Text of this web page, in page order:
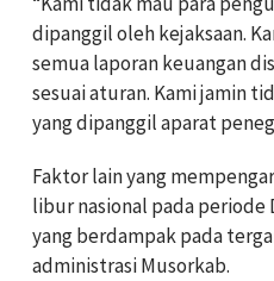
dipanggil oleh kejaksaan.
semua laporan keuangan
sesuai aturan. Kami jamin
yang dipanggil aparat
Faktor lain yang
libur nasional pada periode
yang berdampak pada
administrasi Musorkab.